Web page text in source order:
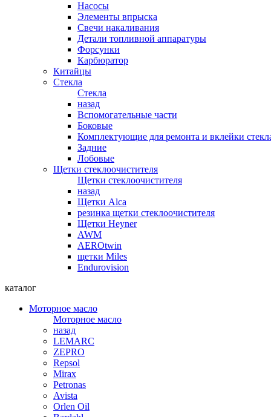
Насосы
Элементы впрыска
Свечи накаливания
Детали топливной аппаратуры
Форсунки
Карбюратор
Китайцы
Стекла
Стекла
назад
Вспомогательные части
Боковые
Комплектующие для ремонта и вклейки
Задние
Лобовые
Щетки стеклоочистителя
Щетки стеклоочистителя
назад
Щетки Alca
резинка щетки стеклоочистителя
Щетки Heyner
AWM
AEROtwin
щетки Miles
Endurovision
каталог
Моторное масло
Моторное масло
назад
LEMARC
ZEPRO
Repsol
Mirax
Petronas
Avista
Orlen Oil